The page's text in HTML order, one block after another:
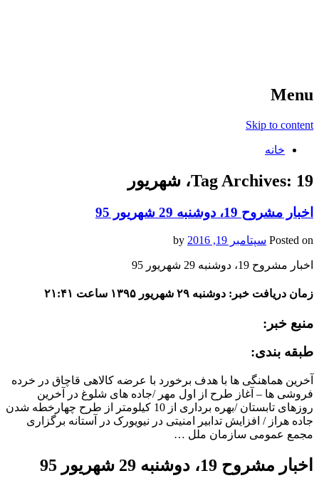
Menu
Skip to content
خانه
Tag Archives: 19، شهریور
اخبار مشروح 19، دوشنبه 29 شهریور 95
Posted on سپتامبر 19, 2016
اخبار مشروح 19، دوشنبه 29 شهریور 95
زمان دریافت خبر: دوشنبه ۲۹ شهریور ۱۳۹۵ ساعت ۲۱:۴۱
منبع خبر:
طبقه بندی:
آخرین هماهنگی ها با هدف برخورد با عرضه کالاهی قاچاق در خرده
فروشی ها – آغاز طرح از اول مهر /جاده های شلوغ در آخرین
روزهای تابستان /بهره برداری از 10 کیلومتر از طرح چهارخطه شدن
جاده هراز / افزایش تدابیر امنیتی در نیویورک در آستانه برگزاری
مجمع عمومی سازمان ملل …
اخبار مشروح 19، دوشنبه 29 شهریور 95